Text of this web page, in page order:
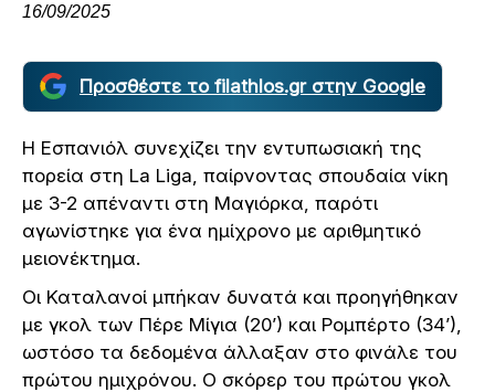
16/09/2025
Προσθέστε το filathlos.gr στην Google
Η Εσπανιόλ συνεχίζει την εντυπωσιακή της
πορεία στη La Liga, παίρνοντας σπουδαία νίκη
με 3-2 απέναντι στη Μαγιόρκα, παρότι
αγωνίστηκε για ένα ημίχρονο με αριθμητικό
μειονέκτημα.
Οι Καταλανοί μπήκαν δυνατά και προηγήθηκαν
με γκολ των Πέρε Μίγια (20’) και Ρομπέρτο (34’),
ωστόσο τα δεδομένα άλλαξαν στο φινάλε του
πρώτου ημιχρόνου. Ο σκόρερ του πρώτου γκολ